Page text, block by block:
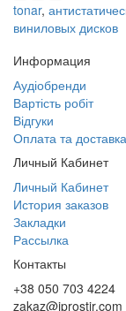
tonar,
виниловых дисков
Информация
Аудіобренди
Вартість робіт
Відгуки
Оплата та доставка
Личный Кабинет
Личный Кабинет
История заказов
Закладки
Рассылка
Контакты
+38 050 703 4224
zakaz@iprostir.com